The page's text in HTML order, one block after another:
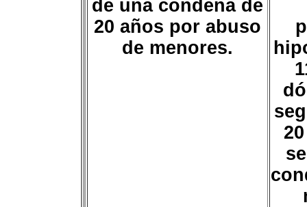
de una condena de
20 años por abuso
de menores.